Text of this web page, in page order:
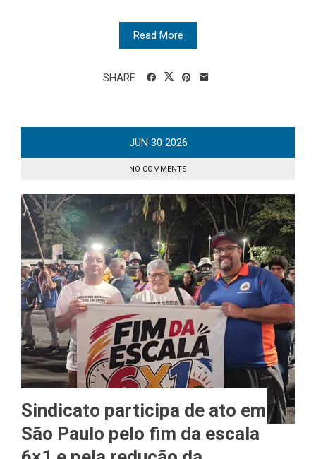
Read More
SHARE
JUN 30 2026
NO COMMENTS
Sindicato participa de ato em
São Paulo pelo fim da escala